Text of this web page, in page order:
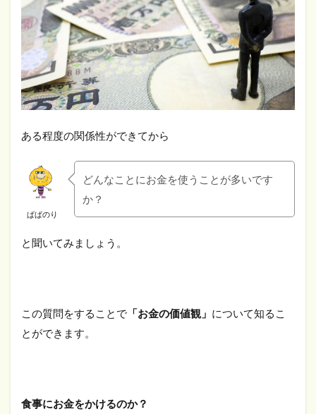
ある程度の関係性ができてから
ぱぱのり
どんなことにお金を使うことが多いです
か？
と聞いてみましょう。
この質問をすることで 「お金の価値観」 について知るこ
とができます。
食事にお金をかけるのか？